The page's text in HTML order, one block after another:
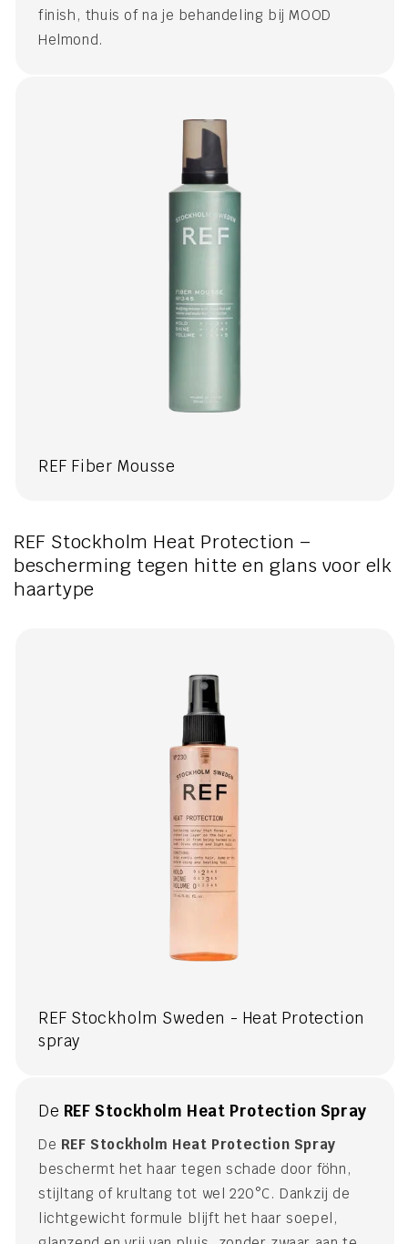
finish, thuis of na je behandeling bij MOOD
Helmond.
REF Fiber Mousse
REF Stockholm Heat Protection –
bescherming tegen hitte en glans voor elk
haartype
REF Stockholm Sweden - Heat Protection
spray
De REF Stockholm Heat Protection Spray
De REF Stockholm Heat Protection Spray
beschermt het haar tegen schade door föhn,
stijltang of krultang tot wel 220°C. Dankzij de
lichtgewicht formule blijft het haar soepel,